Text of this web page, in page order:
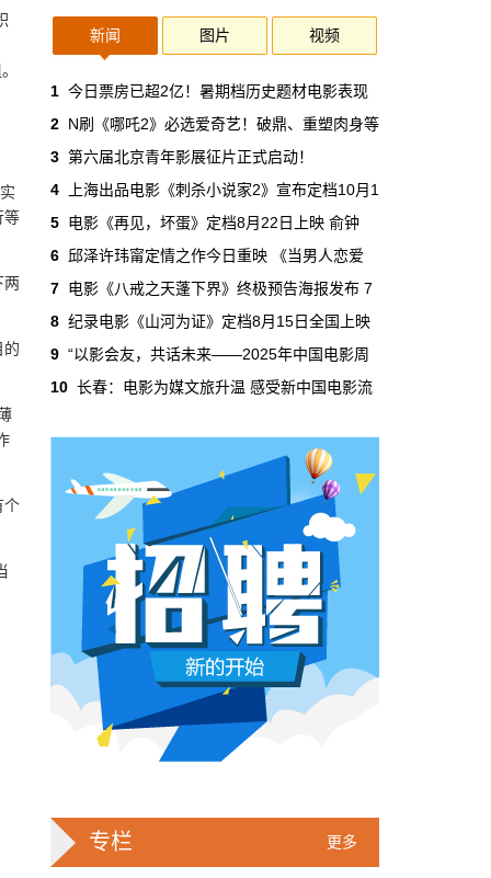
等
两
的
个
再是草根创业者的自嗨游戏，正规军来了。
6月30日 11:34:00
7月1日起AI漫剧独立上户：30万以下
的，平台自己兜着
过去两年，AI漫剧用一种近乎无政府的方式，
吃掉了整个微短剧市场95%的产量，却几乎没
本网原创
6月29日 10:20:00
时间，年轻人在电影院里的占比缩水了一半还
多。20岁以下更夸张，从8.9%跌到2.9%，几
乎归零…
本网原创
6月29日 10:20:00
AI短剧赢了数量，真人短剧赢了命
2026年一季度，全行业上线微短剧12.8万部，
其中AI短剧12.2万部，占比超过95%。真人短
剧？只剩几千部。你猜这95%的AI短剧，拿走
了多少流量？
本网原创
6月28日 13:03:00
戛纳一句"Fuck AI"，喊出了多少电影人
高定，而是一句话。
本网原创
新闻 图片 视频
1 今日票房已超2亿！暑期档历史题材电影表现
2 N刷《哪吒2》必选爱奇艺！破鼎、重塑肉身等
3 第六届北京青年影展征片正式启动！
4
上海出品电影《刺杀小说家2》宣布定档10月1
5 电影《再见，坏蛋》定档8月22日上映 俞钟
6 邱泽许玮甯定情之作今日重映 《当男人恋爱
7 电影《八戒之天蓬下界》终极预告海报发布 7
8 纪录电影《山河为证》定档8月15日全国上映
9 “以影会友，共话未来——2025年中国电影周
10 长春：电影为媒文旅升温 感受新中国电影流
更多
专栏